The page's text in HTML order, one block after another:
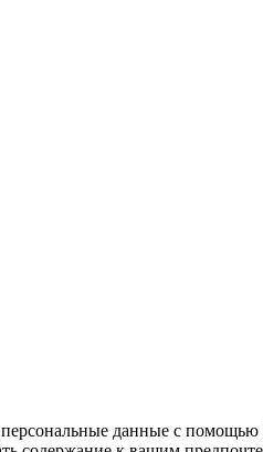
данные с